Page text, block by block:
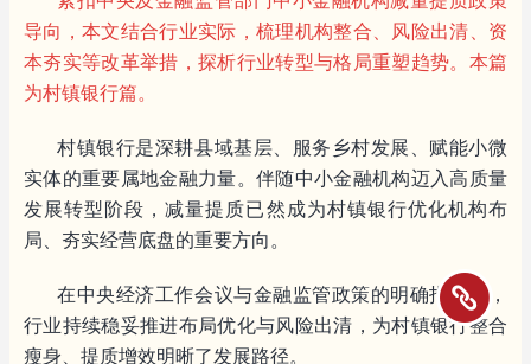
导向，本文结合行业实际，梳理机构整合、风险出清、资
本夯实等改革举措，探析行业转型与格局重塑趋势。本篇
为村镇银行篇。
村镇银行是深耕县域基层、服务乡村发展、赋能小微
实体的重要属地金融力量。伴随中小金融机构迈入高质量
发展转型阶段，减量提质已然成为村镇银行优化机构布
局、夯实经营底盘的重要方向。
在中央经济工作会议与金融监管政策的明确指引下，
行业持续稳妥推进布局优化与风险出清，为村镇银行整合
瘦身、提质增效明晰了发展路径。